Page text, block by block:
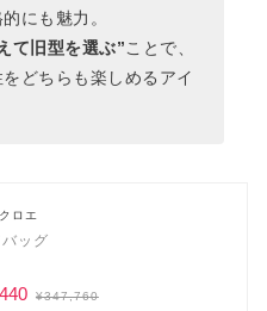
にも魅力。
て旧型を選ぶ”ことで、
どちらも楽しめるアイ
ロエ
ッグ
¥347,760